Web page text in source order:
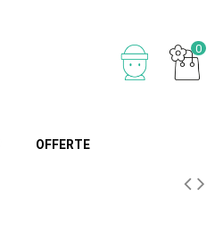
0
OFFERTE